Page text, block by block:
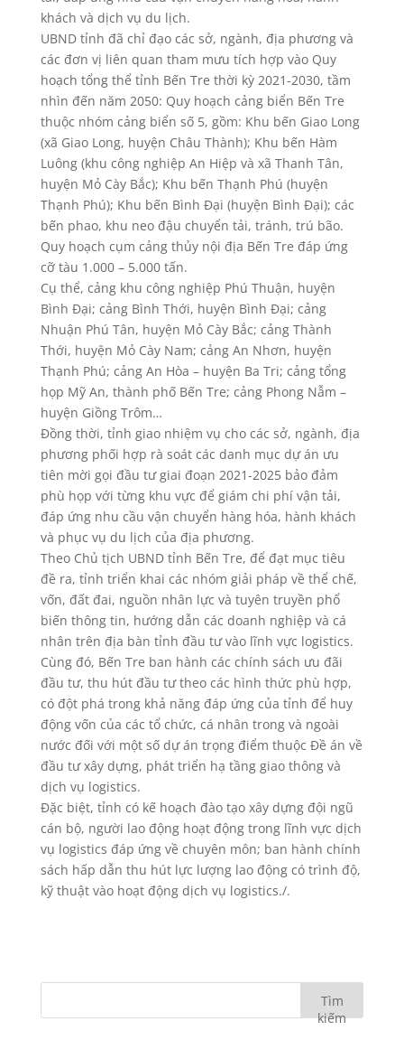
khách và dịch vụ du lịch.
UBND tỉnh đã chỉ đạo các sở, ngành, địa phương và
các đơn vị liên quan tham mưu tích hợp vào Quy
hoạch tổng thể tỉnh Bến Tre thời kỳ 2021-2030, tầm
nhìn đến năm 2050: Quy hoạch cảng biển Bến Tre
thuộc nhóm cảng biển số 5, gồm: Khu bến Giao Long
(xã Giao Long, huyện Châu Thành); Khu bến Hàm
Luông (khu công nghiệp An Hiệp và xã Thanh Tân,
huyện Mỏ Cày Bắc); Khu bến Thạnh Phú (huyện
Thạnh Phú); Khu bến Bình Đại (huyện Bình Đại); các
bến phao, khu neo đậu chuyển tải, tránh, trú bão.
Quy hoạch cụm cảng thủy nội địa Bến Tre đáp ứng
cỡ tàu 1.000 – 5.000 tấn.
Cụ thể, cảng khu công nghiệp Phú Thuận, huyện
Bình Đại; cảng Bình Thới, huyện Bình Đại; cảng
Nhuận Phú Tân, huyện Mỏ Cày Bắc; cảng Thành
Thới, huyện Mỏ Cày Nam; cảng An Nhơn, huyện
Thạnh Phú; cảng An Hòa – huyện Ba Tri; cảng tổng
họp Mỹ An, thành phố Bến Tre; cảng Phong Nẫm –
huyện Giồng Trôm…
Đồng thời, tỉnh giao nhiệm vụ cho các sở, ngành, địa
phương phối hợp rà soát các danh mục dự án ưu
tiên mời gọi đầu tư giai đoạn 2021-2025 bảo đảm
phù họp với từng khu vực để giám chi phí vận tải,
đáp ứng nhu cầu vận chuyển hàng hóa, hành khách
và phục vụ du lịch của địa phương.
Theo Chủ tịch UBND tỉnh Bến Tre, để đạt mục tiêu
đề ra, tỉnh triển khai các nhóm giải pháp về thể chế,
vốn, đất đai, nguồn nhân lực và tuyên truyền phổ
biến thông tin, hướng dẫn các doanh nghiệp và cá
nhân trên địa bàn tỉnh đầu tư vào lĩnh vực logistics.
Cùng đó, Bến Tre ban hành các chính sách ưu đãi
đầu tư, thu hút đầu tư theo các hình thức phù hợp,
có đột phá trong khả năng đáp ứng của tỉnh để huy
động vốn của các tổ chức, cá nhân trong và ngoài
nước đối với một số dự án trọng điểm thuộc Đề án về
đầu tư xây dựng, phát triển hạ tầng giao thông và
dịch vụ logistics.
Đặc biệt, tỉnh có kế hoạch đào tạo xây dựng đội ngũ
cán bộ, người lao động hoạt động trong lĩnh vực dịch
vụ logistics đáp ứng về chuyên môn; ban hành chính
sách hấp dẫn thu hút lực lượng lao động có trình độ,
kỹ thuật vào hoạt động dịch vụ logistics./.
Tìm
kiếm